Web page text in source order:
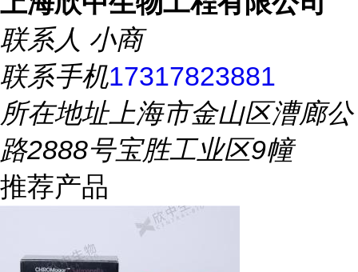
联系人 小商
联系手机17317823881
所在地址上海市金山区漕廊公
路2888号宝胜工业区9幢
推荐产品